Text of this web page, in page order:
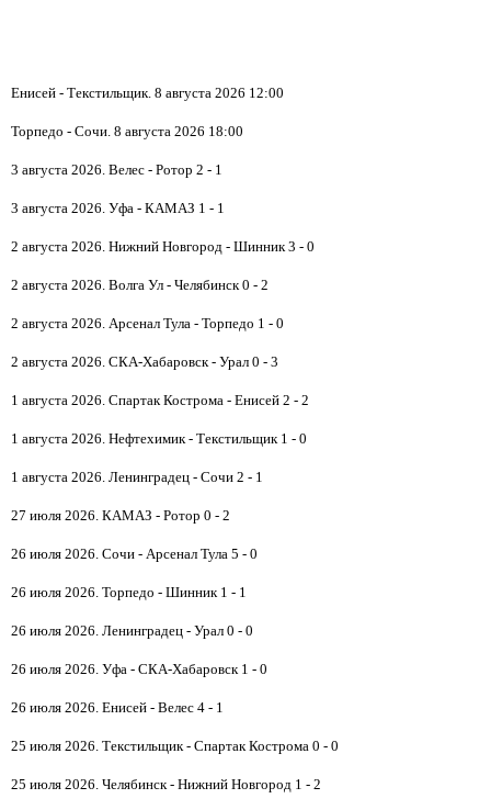
Енисей - Текстильщик. 8 августа 2026 12:00
Торпедо - Сочи. 8 августа 2026 18:00
3 августа 2026. Велес - Ротор 2 - 1
3 августа 2026. Уфа - КАМАЗ 1 - 1
2 августа 2026. Нижний Новгород - Шинник 3 - 0
2 августа 2026. Волга Ул - Челябинск 0 - 2
2 августа 2026. Арсенал Тула - Торпедо 1 - 0
2 августа 2026. СКА-Хабаровск - Урал 0 - 3
1 августа 2026. Спартак Кострома - Енисей 2 - 2
1 августа 2026. Нефтехимик - Текстильщик 1 - 0
1 августа 2026. Ленинградец - Сочи 2 - 1
27 июля 2026. КАМАЗ - Ротор 0 - 2
26 июля 2026. Сочи - Арсенал Тула 5 - 0
26 июля 2026. Торпедо - Шинник 1 - 1
26 июля 2026. Ленинградец - Урал 0 - 0
26 июля 2026. Уфа - СКА-Хабаровск 1 - 0
26 июля 2026. Енисей - Велес 4 - 1
25 июля 2026. Текстильщик - Спартак Кострома 0 - 0
25 июля 2026. Челябинск - Нижний Новгород 1 - 2